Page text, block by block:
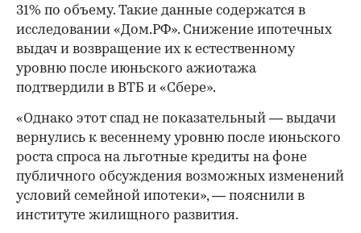
31% по объему. Такие данные содержатся в
исследовании «Дом.РФ». Снижение ипотечных
выдач и возвращение их к естественному
уровню после июньского ажиотажа
подтвердили в ВТБ и «Сбере».
«Однако этот спад не показательный — выдачи
вернулись к весеннему уровню после июньского
роста спроса на льготные кредиты на фоне
публичного обсуждения возможных изменений
условий семейной ипотеки», — пояснили в
институте жилищного развития.